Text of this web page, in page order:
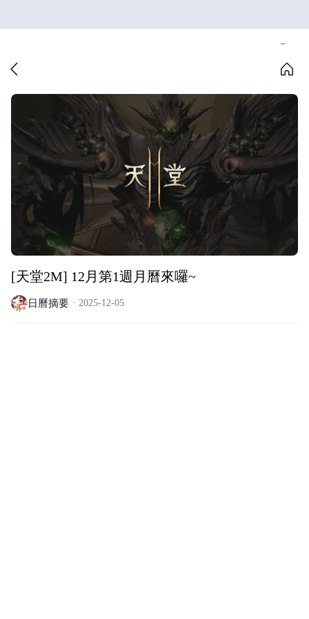
[天堂2M] 12月第1週月曆來囉~
日曆摘要 2025-12-05